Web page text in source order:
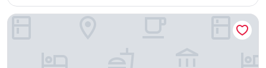
yorum)
İzmir Marriott Hotel